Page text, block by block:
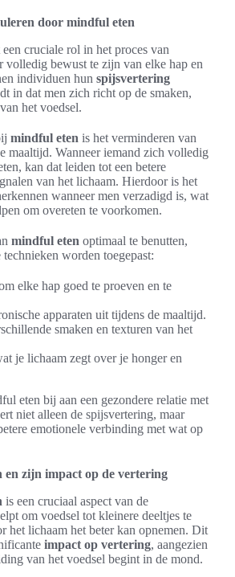
door mindful eten
een cruciale rol in het proces van
volledig bewust te zijn van elke hap en
individuen hun spijsvertering
in dat men zich richt op de smaken,
het voedsel.
mindful eten is het verminderen van
maaltijd. Wanneer iemand zich volledig
kan dat leiden tot een betere
van het lichaam. Hierdoor is het
wanneer men verzadigd is, wat
om overeten te voorkomen.
mindful eten optimaal te benutten,
worden toegepast:
elke hap goed te proeven en te
apparaten uit tijdens de maaltijd.
smaken en texturen van het
je lichaam zegt over je honger en
eten bij aan een gezondere relatie met
niet alleen de spijsvertering, maar
emotionele verbinding met wat op
en zijn impact op de vertering
is een cruciaal aspect van de
om voedsel tot kleinere deeltjes te
het lichaam het beter kan opnemen. Dit
impact op vertering, aangezien
van het voedsel begint in de mond.